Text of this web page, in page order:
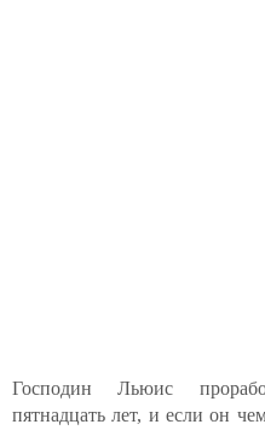
Господин Льюис
пятнадцать лет, и если он